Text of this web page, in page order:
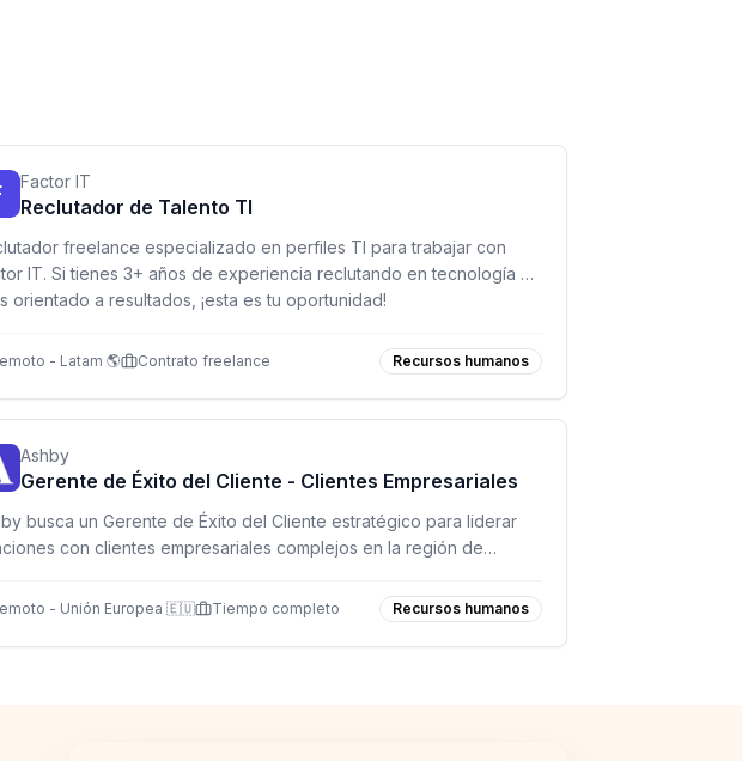
Factor IT
Reclutador de Talento TI
freelance especializado en perfiles TI para trabajar con
IT. Si tienes 3+ años de experiencia reclutando en tecnología y
orientado a resultados, ¡esta es tu oportunidad!
- Latam 🌎 Contrato freelance Recursos humanos
Ashby
Gerente de Éxito del Cliente - Clientes Empresariales
busca un Gerente de Éxito del Cliente estratégico para liderar
con clientes empresariales complejos en la región de
- Unión Europea 🇪🇺 Tiempo completo Recursos humanos